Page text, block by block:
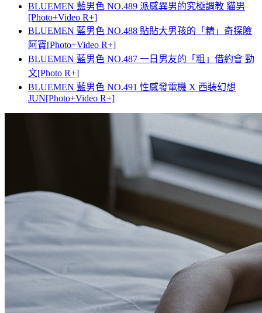
BLUEMEN 藍男色 NO.489 派感異男的究極調教 貓男
[Photo+Video R+]
BLUEMEN 藍男色 NO.488 貼貼大男孩的「精」奇探險
阿寶[Photo+Video R+]
BLUEMEN 藍男色 NO.487 一日男友的「粗」借約會 勁
文[Photo R+]
BLUEMEN 藍男色 NO.491 性感發電機 X 西裝幻想
JUN[Photo+Video R+]